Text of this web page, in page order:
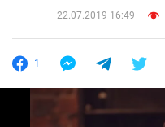
22.07.2019 16:49
1